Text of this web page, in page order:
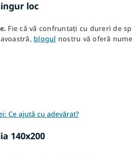
loc
Fie că vă confruntați cu dureri de
blogul nostru vă oferă
Ce ajută cu adevărat?
140x200